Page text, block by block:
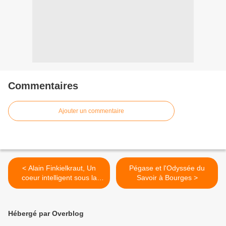
Commentaires
Ajouter un commentaire
< Alain Finkielkraut, Un
coeur intelligent sous la
coupole
Pégase et l'Odyssée du
Savoir à Bourges >
Hébergé par Overblog